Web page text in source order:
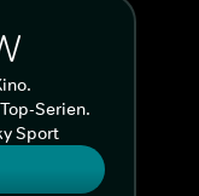
Serien.
Sport